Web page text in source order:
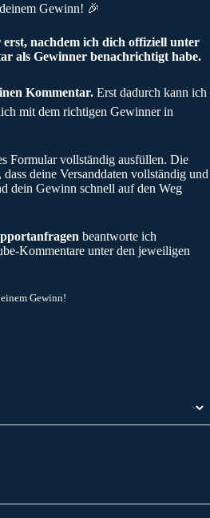
Gewinn! 🎉
nachdem ich dich offiziell unter
als Gewinner benachrichtigt habe.
Kommentar. Erst dadurch kann ich
mit dem richtigen Gewinner in
Formular vollständig ausfüllen. Die
deine Versanddaten vollständig und
dein Gewinn schnell auf den Weg
beantworte ich
Kommentare unter den jeweiligen
Gewinn!